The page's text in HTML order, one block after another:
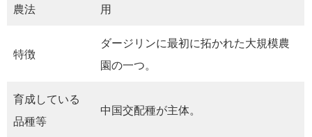
農法
用
特徴
ダージリンに最初に拓かれた大規模農
園の一つ。
育成している
品種等
中国交配種が主体。